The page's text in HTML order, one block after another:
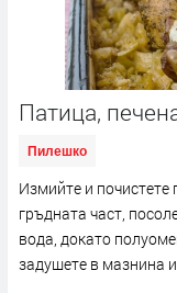
Патица,
Пилешко
Измийте и почистете
гръдната част,
вода, докато
задушете в мазнина